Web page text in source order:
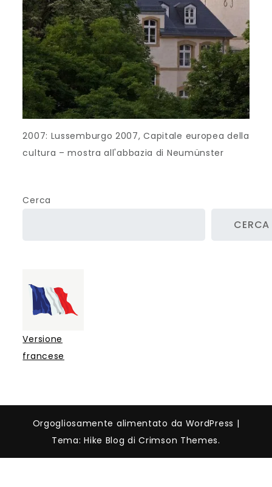
2007: Lussemburgo 2007, Capitale europea della
cultura – mostra all'abbazia di Neumünster
Cerca
CERCA
Versione
francese
Orgogliosamente alimentato da WordPress |
Tema: Hike Blog di Crimson Themes.